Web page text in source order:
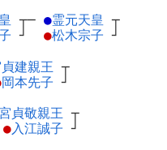
┬
┘
─ ●霊元天皇 ┬
●松木宗子 ┘
建親王 ┬
岡本先子 ┘
貞敬親王 ┬
●入江誠子 ┘